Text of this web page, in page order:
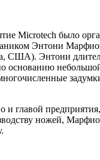
Microtech было
Энтони
США). Энтони
основанию
и главой
ножей,